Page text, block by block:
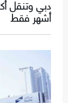
دبي وتنقل
أشهر فقط